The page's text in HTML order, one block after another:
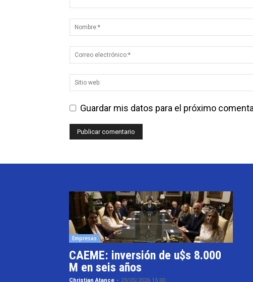
Guardar mis datos para el próximo
Empresas
CAEME: inversión de u$s 8.000
M en seis años
Christian Atance - 29/05/2026 15:00